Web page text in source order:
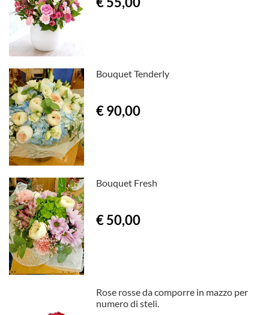
Bouquet Tenderly
€ 90,00
Bouquet Fresh
€ 50,00
Rose rosse da comporre in mazzo per
numero di steli.